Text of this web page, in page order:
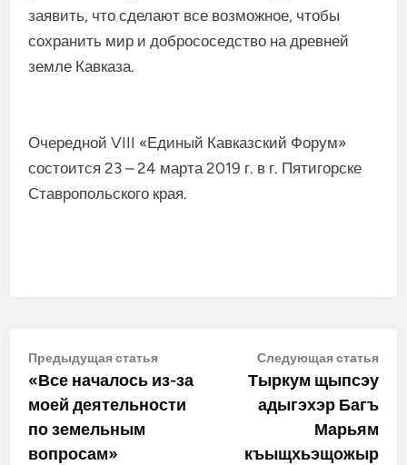
заявить, что сделают все возможное, чтобы
сохранить мир и добрососедство на древней
земле Кавказа.
Очередной VIII «Единый Кавказский Форум»
состоится 23 – 24 марта 2019 г. в г. Пятигорске
Ставропольского края.
Навигация
по
записям
Предыдущая статьяПредыдущая
статья:
«Все началось из-за
моей деятельности
по земельным
вопросам»
Следующая статья
Тыркум щыпсэу
адыгэхэр Багъ
Марьям
къыщхьэщожыр